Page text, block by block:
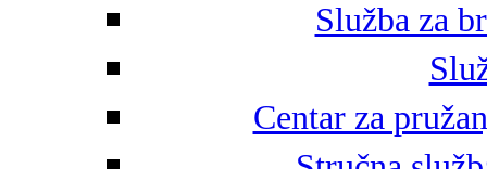
Služba za
Centar za